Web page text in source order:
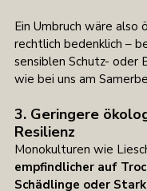
Ein Umbruch wäre also
rechtlich bedenklich –
sensiblen Schutz- oder
wie bei uns am
3. Geringere
Resilienz
Monokulturen wie
empfindlicher auf
Schädlinge oder